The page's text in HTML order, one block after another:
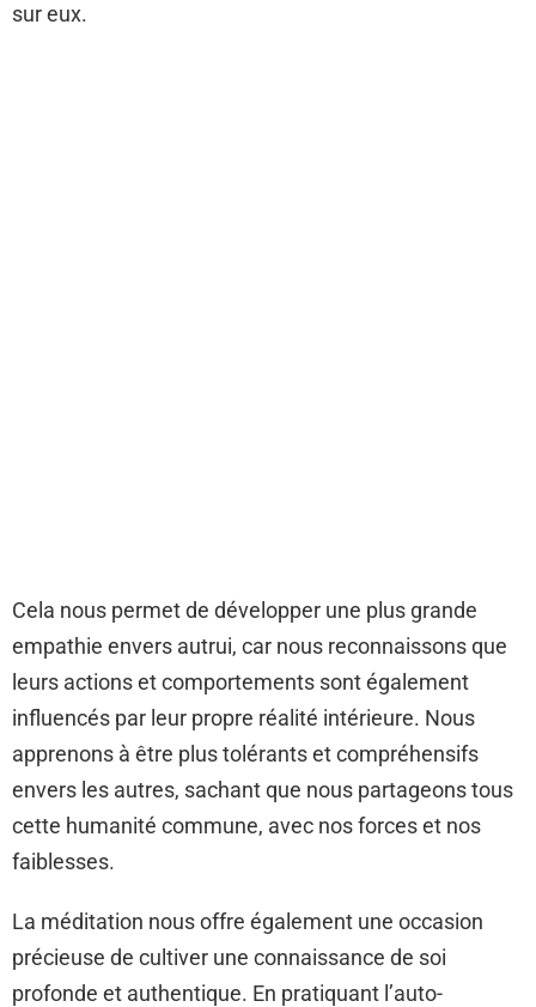
sur eux.
Cela nous permet de développer une plus grande
empathie envers autrui, car nous reconnaissons que
leurs actions et comportements sont également
influencés par leur propre réalité intérieure. Nous
apprenons à être plus tolérants et compréhensifs
envers les autres, sachant que nous partageons tous
cette humanité commune, avec nos forces et nos
faiblesses.
La méditation nous offre également une occasion
précieuse de cultiver une connaissance de soi
profonde et authentique. En pratiquant l’auto-